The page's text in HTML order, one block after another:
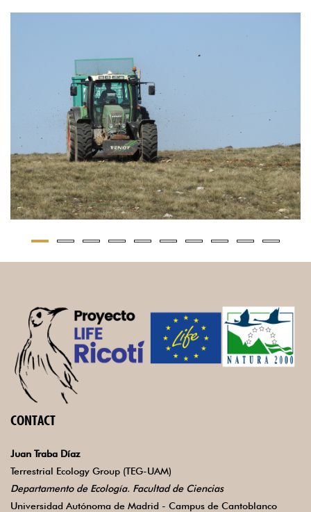
CONTACT
Juan Traba Díaz
Terrestrial Ecology Group (TEG-UAM)
Departamento de Ecología. Facultad de Ciencias
Universidad Autónoma de Madrid - Campus de Cantoblanco